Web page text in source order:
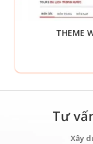
THEME
Tư
Xây